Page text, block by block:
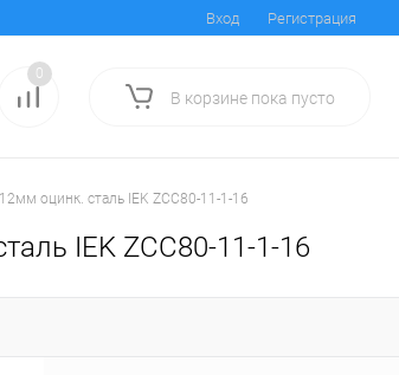
Вход Регистрация
0
В корзине пока пусто
оцинк. сталь IEK ZCC80-11-1-16
IEK ZCC80-11-1-16